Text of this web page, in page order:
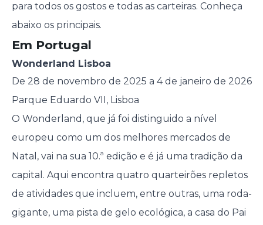
para todos os gostos e todas as carteiras. Conheça
abaixo os principais.
Em Portugal
Wonderland Lisboa
De 28 de novembro de 2025 a 4 de janeiro de 2026
Parque Eduardo VII, Lisboa
O Wonderland, que já foi distinguido a nível
europeu como um dos melhores mercados de
Natal, vai na sua 10.ª edição e é já uma tradição da
capital. Aqui encontra quatro quarteirões repletos
de atividades que incluem, entre outras, uma roda-
gigante, uma pista de gelo ecológica, a casa do Pai